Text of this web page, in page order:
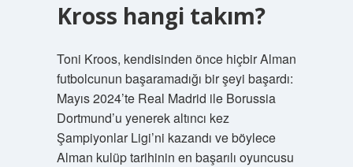
Kross hangi takım?
Toni Kroos, kendisinden önce hiçbir Alman
futbolcunun başaramadığı bir şeyi başardı:
Mayıs 2024’te Real Madrid ile Borussia
Dortmund’u yenerek altıncı kez
Şampiyonlar Ligi’ni kazandı ve böylece
Alman kulüp tarihinin en başarılı oyuncusu